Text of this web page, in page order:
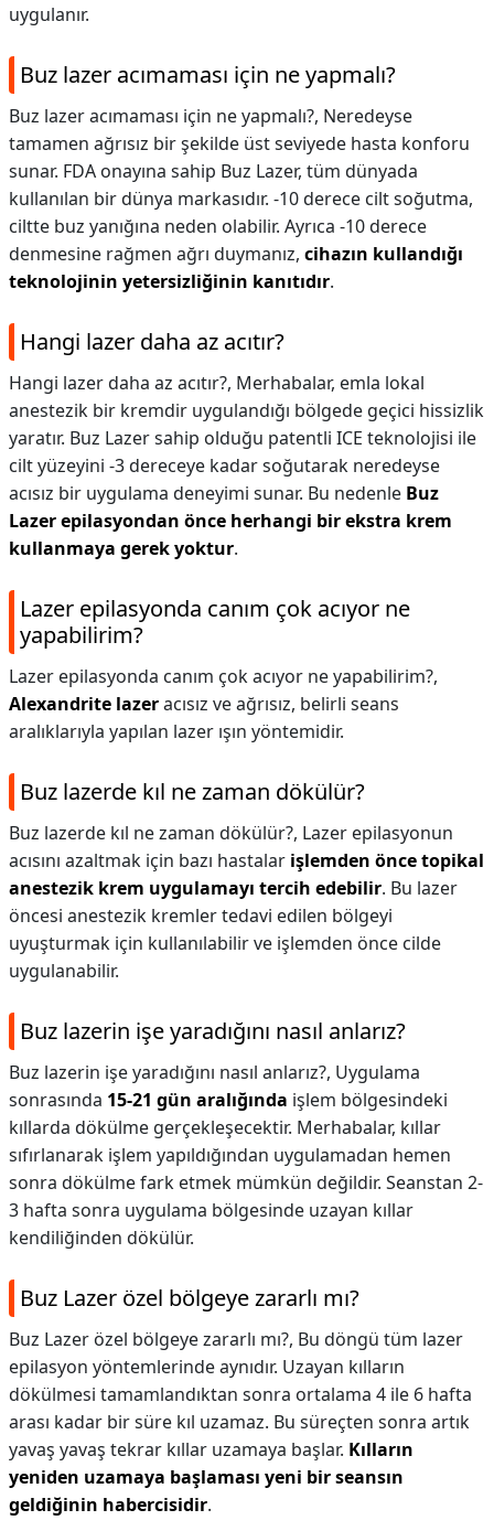
uygulanır.
Buz lazer acımaması için ne yapmalı?
Buz lazer acımaması için ne yapmalı?, Neredeyse
tamamen ağrısız bir şekilde üst seviyede hasta konforu
sunar. FDA onayına sahip Buz Lazer, tüm dünyada
kullanılan bir dünya markasıdır. -10 derece cilt soğutma,
ciltte buz yanığına neden olabilir. Ayrıca -10 derece
denmesine rağmen ağrı duymanız, cihazın kullandığı
teknolojinin yetersizliğinin kanıtıdır.
Hangi lazer daha az acıtır?
Hangi lazer daha az acıtır?, Merhabalar, emla lokal
anestezik bir kremdir uygulandığı bölgede geçici hissizlik
yaratır. Buz Lazer sahip olduğu patentli ICE teknolojisi ile
cilt yüzeyini -3 dereceye kadar soğutarak neredeyse
acısız bir uygulama deneyimi sunar. Bu nedenle Buz
Lazer epilasyondan önce herhangi bir ekstra krem
kullanmaya gerek yoktur.
Lazer epilasyonda canım çok acıyor ne
yapabilirim?
Lazer epilasyonda canım çok acıyor ne yapabilirim?,
Alexandrite lazeracısız ve ağrısız, belirli seans
aralıklarıyla yapılan lazer ışın yöntemidir.
Buz lazerde kıl ne zaman dökülür?
Buz lazerde kıl ne zaman dökülür?, Lazer epilasyonun
acısını azaltmak için bazı hastalar işlemden önce topikal
anestezik krem uygulamayı tercih edebilir. Bu lazer
öncesi anestezik kremler tedavi edilen bölgeyi
uyuşturmak için kullanılabilir ve işlemden önce cilde
uygulanabilir.
Buz lazerin işe yaradığını nasıl anlarız?
Buz lazerin işe yaradığını nasıl anlarız?, Uygulama
sonrasında 15-21 gün aralığında işlem bölgesindeki
kıllarda dökülme gerçekleşecektir. Merhabalar, kıllar
sıfırlanarak işlem yapıldığından uygulamadan hemen
sonra dökülme fark etmek mümkün değildir. Seanstan 2-
3 hafta sonra uygulama bölgesinde uzayan kıllar
kendiliğinden dökülür.
Buz Lazer özel bölgeye zararlı mı?
Buz Lazer özel bölgeye zararlı mı?, Bu döngü tüm lazer
epilasyon yöntemlerinde aynıdır. Uzayan kılların
dökülmesi tamamlandıktan sonra ortalama 4 ile 6 hafta
arası kadar bir süre kıl uzamaz. Bu süreçten sonra artık
yavaş yavaş tekrar kıllar uzamaya başlar. Kılların
yeniden uzamaya başlaması yeni bir seansın
geldiğinin habercisidir.